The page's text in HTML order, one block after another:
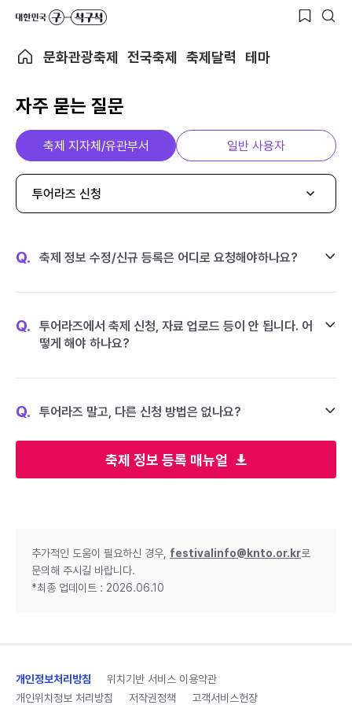
문화관광축제 전국축제 축제달력 테마
자주 묻는 질문
축제 정보 등록 매뉴얼
축제 지자체/유관부서 일반 사용자
투어라즈 신청
Q. 축제 정보 수정/신규 등록은 어디로 요청해야하나요?
Q.
투어라즈에서 축제 신청, 자료 업로드 등이 안 됩니다. 어
떻게 해야 하나요?
Q. 투어라즈 말고, 다른 신청 방법은 없나요?
추가적인 도움이 필요하신 경우, festivalinfo@knto.or.kr로
문의해 주시길 바랍니다.
*최종 업데이트 : 2026.06.10
개인정보처리방침
위치기반 서비스 이용약관
개인위치정보 처리방침
저작권정책 고객서비스헌장